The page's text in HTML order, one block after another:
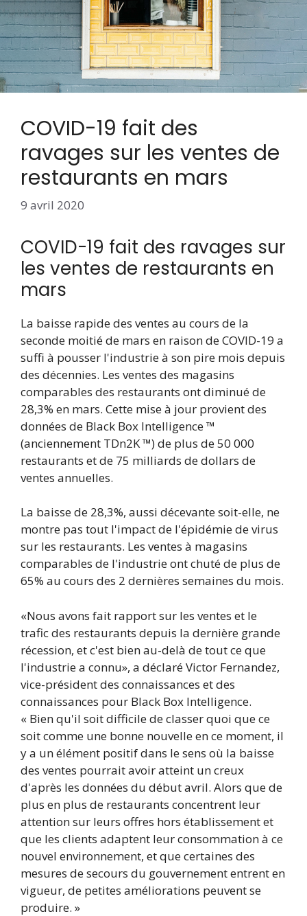
COVID-19 fait des
ravages sur les ventes de
restaurants en mars
9 avril 2020
COVID-19 fait des ravages sur
les ventes de restaurants en
mars
La baisse rapide des ventes au cours de la
seconde moitié de mars en raison de COVID-19 a
suffi à pousser l'industrie à son pire mois depuis
des décennies. Les ventes des magasins
comparables des restaurants ont diminué de
28,3% en mars. Cette mise à jour provient des
données de Black Box Intelligence ™
(anciennement TDn2K ™) de plus de 50 000
restaurants et de 75 milliards de dollars de
ventes annuelles.
La baisse de 28,3%, aussi décevante soit-elle, ne
montre pas tout l'impact de l'épidémie de virus
sur les restaurants. Les ventes à magasins
comparables de l'industrie ont chuté de plus de
65% au cours des 2 dernières semaines du mois.
«Nous avons fait rapport sur les ventes et le
trafic des restaurants depuis la dernière grande
récession, et c'est bien au-delà de tout ce que
l'industrie a connu», a déclaré Victor Fernandez,
vice-président des connaissances et des
connaissances pour Black Box Intelligence.
« Bien qu'il soit difficile de classer quoi que ce
soit comme une bonne nouvelle en ce moment, il
y a un élément positif dans le sens où la baisse
des ventes pourrait avoir atteint un creux
d'après les données du début avril. Alors que de
plus en plus de restaurants concentrent leur
attention sur leurs offres hors établissement et
que les clients adaptent leur consommation à ce
nouvel environnement, et que certaines des
mesures de secours du gouvernement entrent en
vigueur, de petites améliorations peuvent se
produire. »